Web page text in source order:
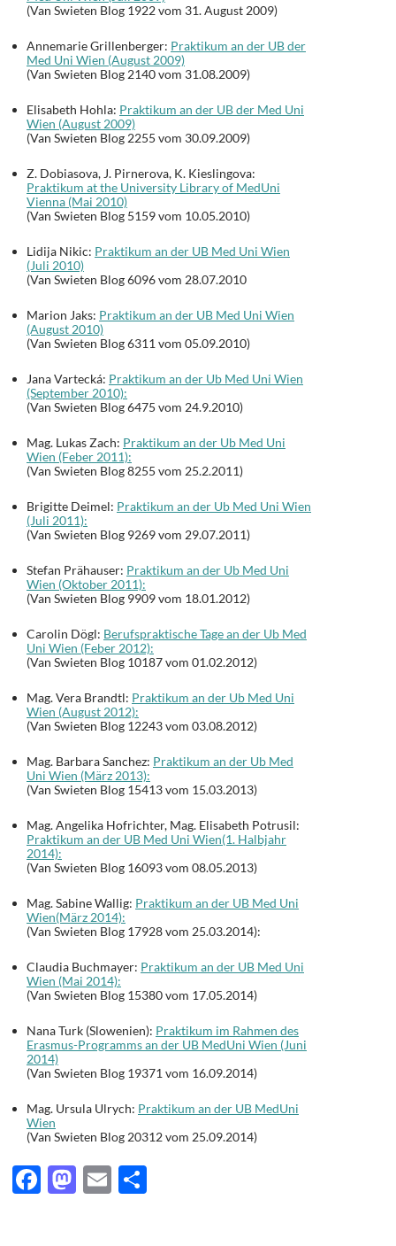
(Van Swieten Blog 1922 vom 31. August 2009)
Annemarie Grillenberger: Praktikum an der UB der
Med Uni Wien (August 2009)
(Van Swieten Blog 2140 vom 31.08.2009)
Elisabeth Hohla: Praktikum an der UB der Med Uni
Wien (August 2009)
(Van Swieten Blog 2255 vom 30.09.2009)
Z. Dobiasova, J. Pirnerova, K. Kieslingova:
Praktikum at the University Library of MedUni
Vienna (Mai 2010)
(Van Swieten Blog 5159 vom 10.05.2010)
Lidija Nikic: Praktikum an der UB Med Uni Wien
(Juli 2010)
(Van Swieten Blog 6096 vom 28.07.2010
Marion Jaks: Praktikum an der UB Med Uni Wien
(August 2010)
(Van Swieten Blog 6311 vom 05.09.2010)
Jana Vartecká: Praktikum an der Ub Med Uni Wien
(September 2010):
(Van Swieten Blog 6475 vom 24.9.2010)
Mag. Lukas Zach: Praktikum an der Ub Med Uni
Wien (Feber 2011):
(Van Swieten Blog 8255 vom 25.2.2011)
Brigitte Deimel: Praktikum an der Ub Med Uni Wien
(Juli 2011):
(Van Swieten Blog 9269 vom 29.07.2011)
Stefan Prähauser: Praktikum an der Ub Med Uni
Wien (Oktober 2011):
(Van Swieten Blog 9909 vom 18.01.2012)
Carolin Dögl: Berufspraktische Tage an der Ub Med
Uni Wien (Feber 2012):
(Van Swieten Blog 10187 vom 01.02.2012)
Mag. Vera Brandtl: Praktikum an der Ub Med Uni
Wien (August 2012):
(Van Swieten Blog 12243 vom 03.08.2012)
Mag. Barbara Sanchez: Praktikum an der Ub Med
Uni Wien (März 2013):
(Van Swieten Blog 15413 vom 15.03.2013)
Mag. Angelika Hofrichter, Mag. Elisabeth Potrusil:
Praktikum an der UB Med Uni Wien(1. Halbjahr
2014):
(Van Swieten Blog 16093 vom 08.05.2013)
Mag. Sabine Wallig: Praktikum an der UB Med Uni
Wien(März 2014):
(Van Swieten Blog 17928 vom 25.03.2014):
Claudia Buchmayer: Praktikum an der UB Med Uni
Wien (Mai 2014):
(Van Swieten Blog 15380 vom 17.05.2014)
Nana Turk (Slowenien): Praktikum im Rahmen des
Erasmus-Programms an der UB MedUni Wien (Juni
2014)
(Van Swieten Blog 19371 vom 16.09.2014)
Mag. Ursula Ulrych: Praktikum an der UB MedUni
Wien
(Van Swieten Blog 20312 vom 25.09.2014)
F
M E